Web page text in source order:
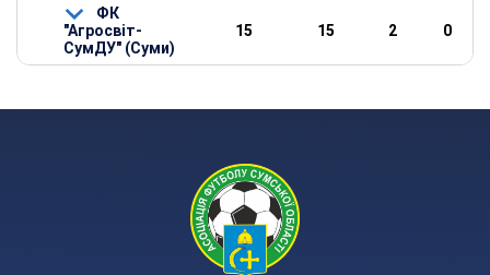
ФК
"Агросвіт-
СумДУ" (Суми)
15 15 2 0